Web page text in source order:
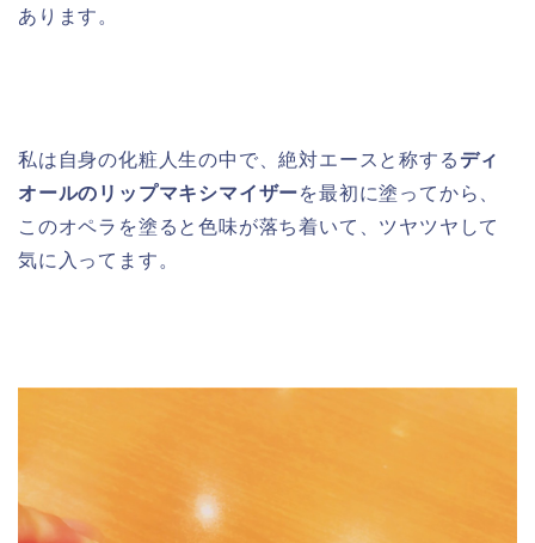
あります。
私は自身の化粧人生の中で、絶対エースと称する ディ
オールのリップマキシマイザーを最初に塗ってから、
このオペラを塗ると色味が落ち着いて、ツヤツヤして
気に入ってます。